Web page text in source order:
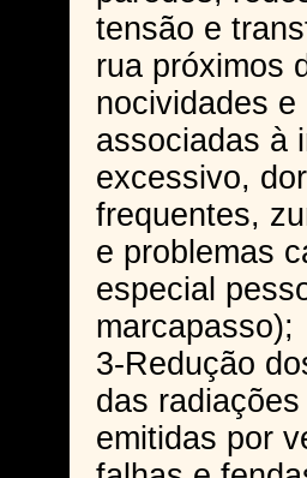
tensão e
rua próximos
nocividades
associadas à
excessivo,
frequentes,
e problemas
especial
marcapasso);
3-Redução
das
emitidas por